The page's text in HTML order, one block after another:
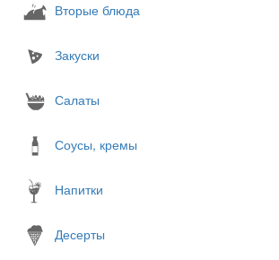
Вторые блюда
Закуски
Салаты
Соусы, кремы
Напитки
Десерты